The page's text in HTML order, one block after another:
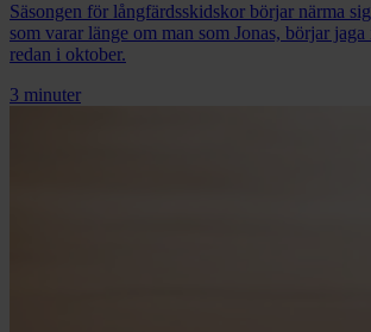
Säsongen för långfärdsskidskor börjar närma
som varar länge om man som Jonas, börjar
redan i oktober.
3 minuter